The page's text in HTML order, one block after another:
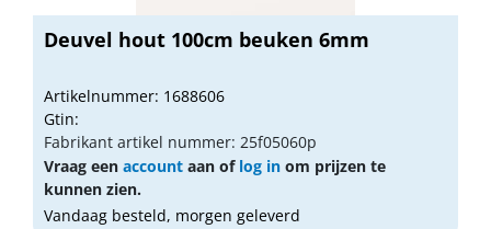
Deuvel hout 100cm beuken 6mm
Artikelnummer: 1688606
Gtin:
Fabrikant artikel nummer: 25f05060p
Vraag een account aan of log in om prijzen te
kunnen zien.
Vandaag besteld, morgen geleverd